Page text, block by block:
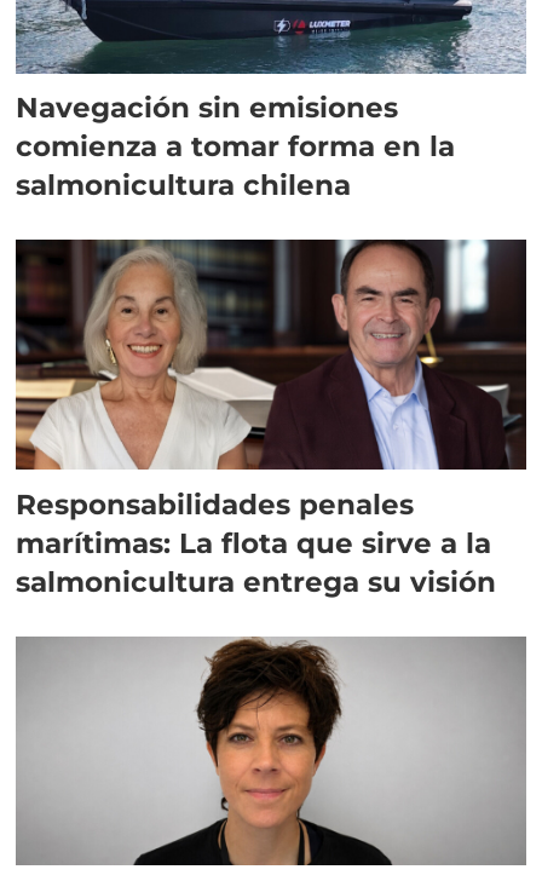
Navegación sin emisiones
comienza a tomar forma en la
salmonicultura chilena
Responsabilidades penales
marítimas: La flota que sirve a la
salmonicultura entrega su visión